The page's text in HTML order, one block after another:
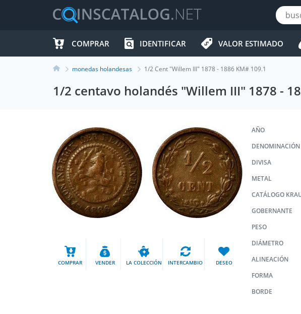
COMPRAR IDENTIFICAR VALOR ESTIMADO
monedas holandesas 1/2 Cent "Willem III" 1878 - 1886 KM# 109.1
1/2 centavo holandés "Willem III" 1878 -
COMPRAR VENDER LA COLECCIÓN INTERCAMBIO DESEO
AÑO
DENOMINACIÓN
DIVISA
METAL
CATÁLOGO
GOBERNANTE
PESO
DIÁMETRO
ALINEACIÓN
FORMA
BORDE